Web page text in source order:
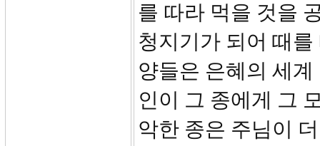
를 따라 먹을 것을
청지기가 되어 때
양들은 은혜의 세
인이 그 종에게 그
악한 종은 주님이